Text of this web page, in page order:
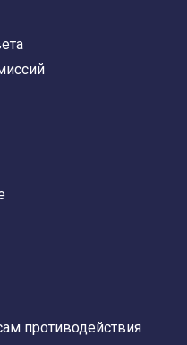
противодействия